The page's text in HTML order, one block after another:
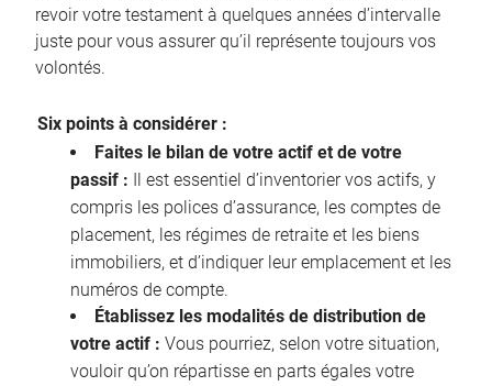
revoir votre testament à quelques années d’intervalle
juste pour vous assurer qu’il représente toujours vos
volontés.
Six points à considérer :
Faites le bilan de votre actif et de votre
passif : Il est essentiel d’inventorier vos actifs, y
compris les polices d’assurance, les comptes de
placement, les régimes de retraite et les biens
immobiliers, et d’indiquer leur emplacement et les
numéros de compte.
Établissez les modalités de distribution de
votre actif : Vous pourriez, selon votre situation,
vouloir qu’on répartisse en parts égales votre